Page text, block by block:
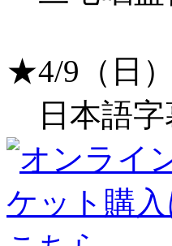
★4/9（日
日本語字